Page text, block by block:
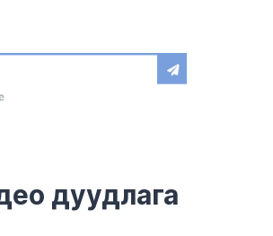
дуудлага